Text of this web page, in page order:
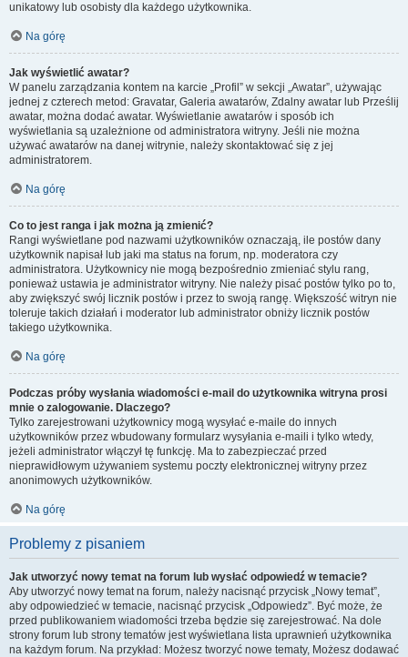
unikatowy lub osobisty dla każdego użytkownika.
Na górę
Jak wyświetlić awatar?
W panelu zarządzania kontem na karcie „Profil” w sekcji „Awatar”, używając
jednej z czterech metod: Gravatar, Galeria awatarów, Zdalny awatar lub Prześlij
awatar, można dodać awatar. Wyświetlanie awatarów i sposób ich
wyświetlania są uzależnione od administratora witryny. Jeśli nie można
używać awatarów na danej witrynie, należy skontaktować się z jej
administratorem.
Na górę
Co to jest ranga i jak można ją zmienić?
Rangi wyświetlane pod nazwami użytkowników oznaczają, ile postów dany
użytkownik napisał lub jaki ma status na forum, np. moderatora czy
administratora. Użytkownicy nie mogą bezpośrednio zmieniać stylu rang,
ponieważ ustawia je administrator witryny. Nie należy pisać postów tylko po to,
aby zwiększyć swój licznik postów i przez to swoją rangę. Większość witryn nie
toleruje takich działań i moderator lub administrator obniży licznik postów
takiego użytkownika.
Na górę
Podczas próby wysłania wiadomości e-mail do użytkownika witryna prosi
mnie o zalogowanie. Dlaczego?
Tylko zarejestrowani użytkownicy mogą wysyłać e-maile do innych
użytkowników przez wbudowany formularz wysyłania e-maili i tylko wtedy,
jeżeli administrator włączył tę funkcję. Ma to zabezpieczać przed
nieprawidłowym używaniem systemu poczty elektronicznej witryny przez
anonimowych użytkowników.
Na górę
Problemy z pisaniem
Jak utworzyć nowy temat na forum lub wysłać odpowiedź w temacie?
Aby utworzyć nowy temat na forum, należy nacisnąć przycisk „Nowy temat”,
aby odpowiedzieć w temacie, nacisnąć przycisk „Odpowiedz”. Być może, że
przed publikowaniem wiadomości trzeba będzie się zarejestrować. Na dole
strony forum lub strony tematów jest wyświetlana lista uprawnień użytkownika
na każdym forum. Na przykład: Możesz tworzyć nowe tematy, Możesz dodawać